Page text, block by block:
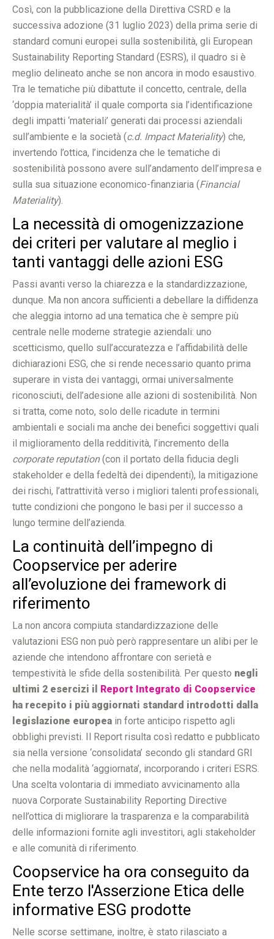
Così, con la pubblicazione della Direttiva CSRD e la
successiva adozione (31 luglio 2023) della prima serie di
standard comuni europei sulla sostenibilità, gli European
Sustainability Reporting Standard (ESRS), il quadro si è
meglio delineato anche se non ancora in modo esaustivo.
Tra le tematiche più dibattute il concetto, centrale, della
‘doppia materialità’ il quale comporta sia l’identificazione
degli impatti ‘materiali’ generati dai processi aziendali
sull’ambiente e la società (c.d. Impact Materiality) che,
invertendo l’ottica, l’incidenza che le tematiche di
sostenibilità possono avere sull’andamento dell’impresa e
sulla sua situazione economico-finanziaria (Financial
Materiality).
La necessità di omogenizzazione
dei criteri per valutare al meglio i
tanti vantaggi delle azioni ESG
Passi avanti verso la chiarezza e la standardizzazione,
dunque. Ma non ancora sufficienti a debellare la diffidenza
che aleggia intorno ad una tematica che è sempre più
centrale nelle moderne strategie aziendali: uno
scetticismo, quello sull’accuratezza e l’affidabilità delle
dichiarazioni ESG, che si rende necessario quanto prima
superare in vista dei vantaggi, ormai universalmente
riconosciuti, dell’adesione alle azioni di sostenibilità. Non
si tratta, come noto, solo delle ricadute in termini
ambientali e sociali ma anche dei benefici soggettivi quali
il miglioramento della redditività, l’incremento della
corporate reputation(con il portato della fiducia degli
stakeholder e della fedeltà dei dipendenti), la mitigazione
dei rischi, l’attrattività verso i migliori talenti professionali,
tutte condizioni che pongono le basi per il successo a
lungo termine dell’azienda.
La continuità dell’impegno di
Coopservice per aderire
all’evoluzione dei framework di
riferimento
La non ancora compiuta standardizzazione delle
valutazioni ESG non può però rappresentare un alibi per le
aziende che intendono affrontare con serietà e
tempestività le sfide della sostenibilità. Per questo negli
ultimi 2 esercizi il Report Integrato di Coopservice
ha recepito i più aggiornati standard introdotti dalla
legislazione europea in forte anticipo rispetto agli
obblighi previsti. Il Report risulta così redatto e pubblicato
sia nella versione ‘consolidata’ secondo gli standard GRI
che nella modalità ‘aggiornata’, incorporando i criteri ESRS.
Una scelta volontaria di immediato avvicinamento alla
nuova Corporate Sustainability Reporting Directive
nell’ottica di migliorare la trasparenza e la comparabilità
delle informazioni fornite agli investitori, agli stakeholder
e alle comunità di riferimento.
Coopservice ha ora conseguito da
Ente terzo l'Asserzione Etica delle
informative ESG prodotte
Nelle scorse settimane, inoltre, è stato rilasciato a